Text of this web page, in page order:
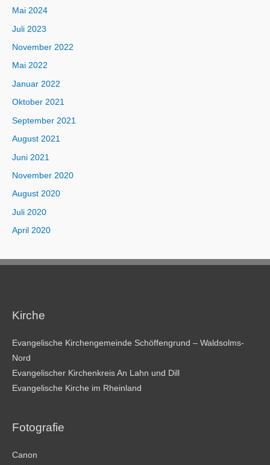
Mai 2024
Juli 2023
November 2022
Mai 2022
Januar 2022
Oktober 2021
September 2021
August 2021
Juni 2021
November 2020
August 2020
Juli 2020
April 2020
Kirche
Evangelische Kirchengemeinde Schöffengrund – Waldsolms-
Nord
Evangelischer Kirchenkreis An Lahn und Dill
Evangelische Kirche im Rheinland
Fotografie
Canon